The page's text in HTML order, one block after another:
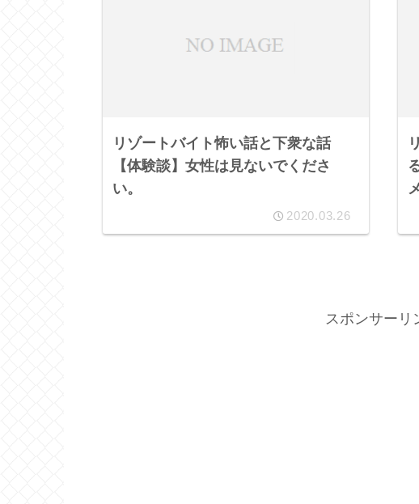
リゾートバイト怖い話と下衆な話
【体験談】女性は見ないでくださ
い。
2020.03.26
スポンサーリ